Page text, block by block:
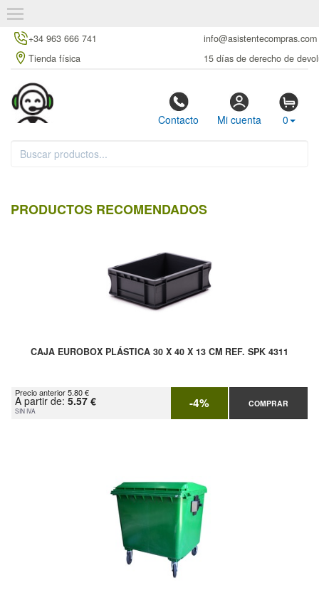
+34 963 666 741
info@asistentecompras.com
Tienda física
15 días de derecho de
Contacto Mi cuenta 0
PRODUCTOS RECOMENDADOS
CAJA EUROBOX PLÁSTICA 30 X 40 X 13 CM REF. SPK 4311
Precio anterior 5.80 €
A partir de: 5.57 €
SIN IVA -4% COMPRAR